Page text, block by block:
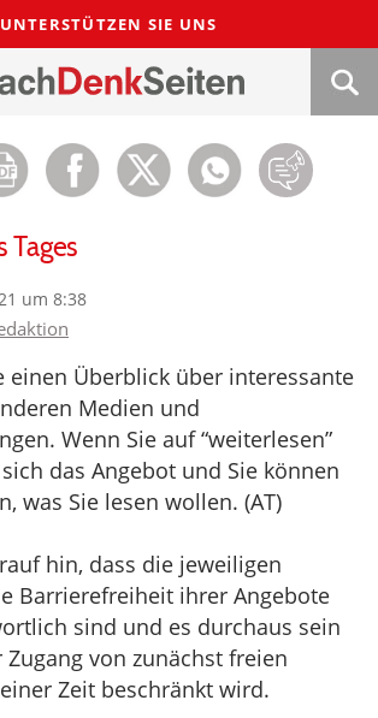
UNTERSTÜTZEN SIE UNS
Tages
um 8:38
einen Überblick über interessante
Medien und
Wenn Sie auf “weiterlesen”
das Angebot und Sie können
was Sie lesen wollen. (AT)
hin, dass die jeweiligen
Barrierefreiheit ihrer Angebote
sind und es durchaus sein
Zugang von zunächst freien
Zeit beschränkt wird.